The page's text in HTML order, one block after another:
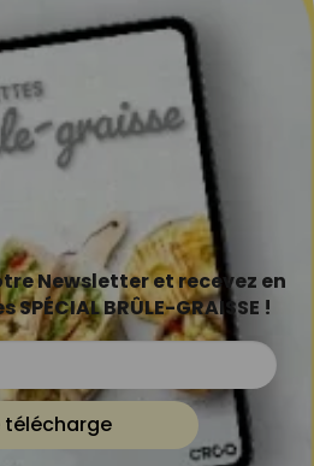
Newsletter et recevez en
BRÛLE-GRAISSE !
télécharge